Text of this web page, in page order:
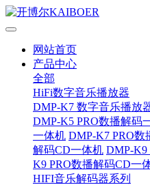
网站首页
产品中心
全部
HiFi数字音乐播放器
DMP-K7 数字音乐播放
DMP-K5 PRO数播解码
一体机 DMP-K7 PRO数
解码CD一体机 DMP-K9
K9 PRO数播解码CD一
HIFI音乐解码器系列